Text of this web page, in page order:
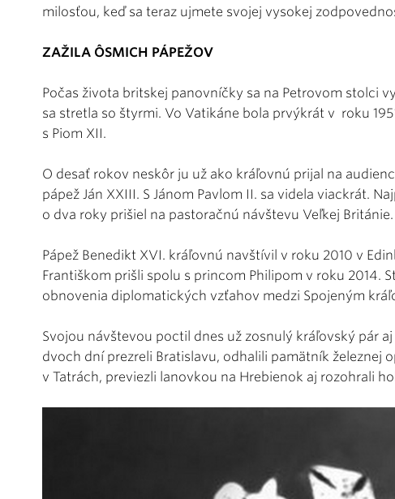
milosťou, keď sa teraz ujmete svojej vysokej
ZAŽILA ÔSMICH PÁPEŽOV
Počas života britskej panovníčky sa na Petrovom stolci
sa stretla so štyrmi. Vo Vatikáne bola prvýkrát v roku
s Piom XII.
O desať rokov neskôr ju už ako kráľovnú prijal na
pápež Ján XXIII. S Jánom Pavlom II. sa videla viackrát.
o dva roky prišiel na pastoračnú návštevu Veľkej
Pápež Benedikt XVI. kráľovnú navštívil v roku 2010 v
Františkom prišli spolu s princom Philipom v roku 2014.
obnovenia diplomatických vzťahov medzi Spojeným
Svojou návštevou poctil dnes už zosnulý kráľovský pár
dvoch dní prezreli Bratislavu, odhalili pamätník železnej
v Tatrách, previezli lanovkou na Hrebienok aj rozohrali